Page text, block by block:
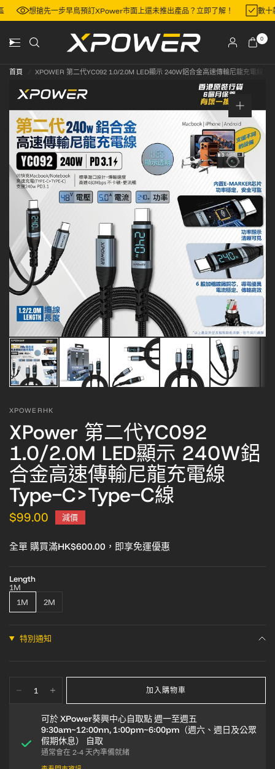
想搶先一步早鳥預訂XPower市面上還未推出產品？立即了解！ 數
0
首頁 XPOWER 第二代YC092 1.0/2.0M LED顯示 240W鋁合金高速傳輸尼龍充電線
XPOWERHK
XPower 第二代YC092
1.0/2.0M LED顯示 240W鋁
合金高速傳輸尼龍充電線
Type-C>Type-C線
$99.00 減價
全單 購買滿HK$600.00，即享免運優惠
Length
1M
1M
2M
特別通知
加入購物車
可於XPower葵興中心自取點 週一至週五
9:30am~12:00nn, 1:00pm~6:00pm（週六、週日及公眾
假期休息）
自取
通常會在 2-4 天內準備就緒